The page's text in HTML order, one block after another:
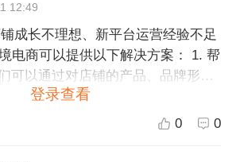
12:49
成长不理想、新平台运营经验不足
商可以提供以下解决方案： 1. 帮
可以通过对店铺的产品、品牌形
面进行分析，制定出更为合适的运
登录查看
0 0